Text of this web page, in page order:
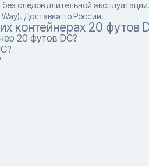
следов длительной
Доставка по России.
контейнерах 20 футов
20 футов DC?